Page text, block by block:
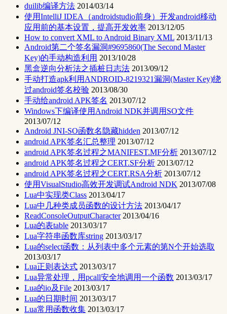
duilib编译方法 2014/03/14
使用IntelliJ IDEA（androidstudio前身）开发android移动
应用前的基本设置，提高开发效率 2013/12/05
How to convert XML to Android Binary XML 2013/11/13
Android第二个签名漏洞#9695860(The Second Master
Key)的手动构造利用 2013/10/28
黑盒逆向分析法之插桩日志法 2013/09/12
手动打造apk利用ANDROID-8219321漏洞(Master Key)绕
过android签名校验 2013/08/30
手动给android APK签名 2013/07/12
Windows下编译使用Android NDK并调用SO文件
2013/07/12
Android JNI-SO函数名隐藏hidden 2013/07/12
android APK签名汇总整理 2013/07/12
android APK签名过程之MANIFEST.MF分析 2013/07/12
android APK签名过程之CERT.SF分析 2013/07/12
android APK签名过程之CERT.RSA分析 2013/07/12
使用VisualStudio高效开发调试Android NDK 2013/07/08
Lua中实现类Class 2013/04/17
Lua中几种类成员函数的设计方法 2013/04/17
ReadConsoleOutputCharacter 2013/04/16
Lua的表table 2013/03/17
Lua字符串函数库string 2013/03/17
Lua的select函数：从列表中多个元素的第N个开始选取
2013/03/17
Lua正则表达式 2013/03/17
Lua异常处理，用pcall安全地调用一个函数 2013/03/17
Lua的io及File 2013/03/17
Lua的日期时间 2013/03/17
Lua常用函数收集 2013/03/17